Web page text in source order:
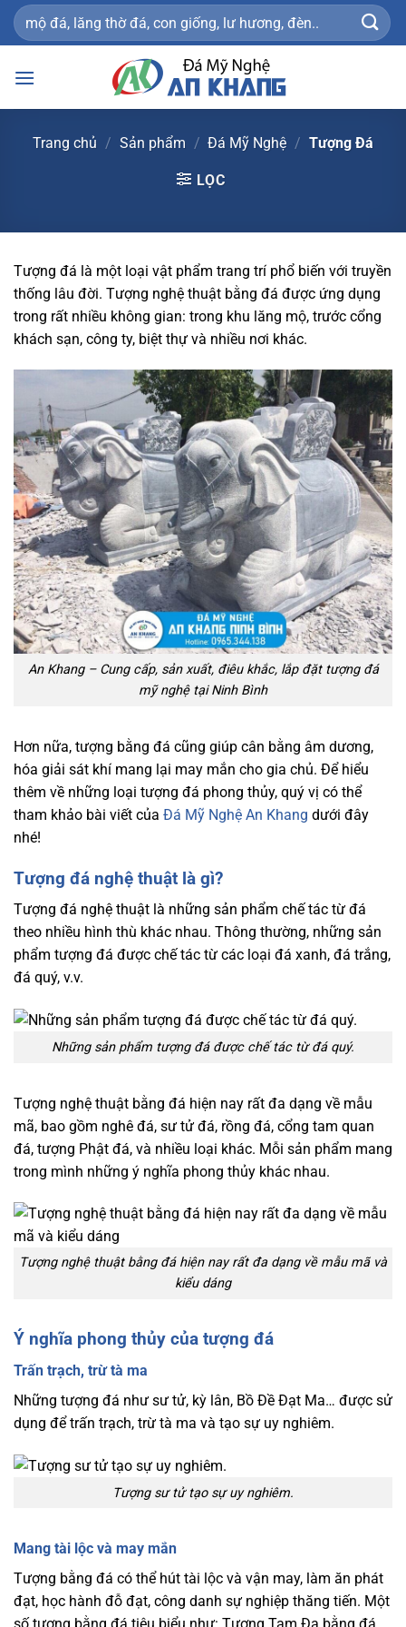
Bỏ
qua
dung
Tìm
kiếm:
Trang chủ / Sản phẩm / Đá Mỹ Nghệ / Tượng Đá
LỌC
Tượng đá là một loại vật phẩm trang trí phổ biến với truyền
thống lâu đời. Tượng nghệ thuật bằng đá được ứng dụng
trong rất nhiều không gian: trong khu lăng mộ, trước cổng
khách sạn, công ty, biệt thự và nhiều nơi khác.
An Khang – Cung cấp, sản xuất, điêu khắc, lắp đặt tượng đá
mỹ nghệ tại Ninh Bình
Hơn nữa, tượng bằng đá cũng giúp cân bằng âm dương,
hóa giải sát khí mang lại may mắn cho gia chủ. Để hiểu
thêm về những loại tượng đá phong thủy, quý vị có thể
tham khảo bài viết của Đá Mỹ Nghệ An Khang dưới đây
nhé!
Tượng đá nghệ thuật là gì?
Tượng đá nghệ thuật là những sản phẩm chế tác từ đá
theo nhiều hình thù khác nhau. Thông thường, những sản
phẩm tượng đá được chế tác từ các loại đá xanh, đá trắng,
đá quý, v.v.
Những sản phẩm tượng đá được chế tác từ đá quý.
Tượng nghệ thuật bằng đá hiện nay rất đa dạng về mẫu
mã, bao gồm nghê đá, sư tử đá, rồng đá, cổng tam quan
đá, tượng Phật đá, và nhiều loại khác. Mỗi sản phẩm mang
trong mình những ý nghĩa phong thủy khác nhau.
Tượng nghệ thuật bằng đá hiện nay rất đa dạng về mẫu mã và
kiểu dáng
Ý nghĩa phong thủy của tượng đá
Trấn trạch, trừ tà ma
Những tượng đá như sư tử, kỳ lân, Bồ Đề Đạt Ma… được sử
dụng để trấn trạch, trừ tà ma và tạo sự uy nghiêm.
Tượng sư tử tạo sự uy nghiêm.
Mang tài lộc và may mắn
Tượng bằng đá có thể hút tài lộc và vận may, làm ăn phát
đạt, học hành đỗ đạt, công danh sự nghiệp thăng tiến. Một